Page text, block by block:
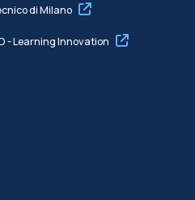
di Milano
- Learning Innovation